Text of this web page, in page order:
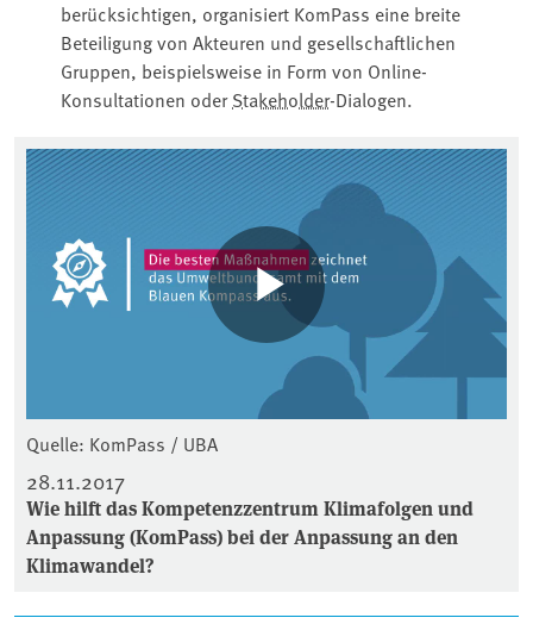
berücksichtigen, organisiert KomPass eine breite
Beteiligung von Akteuren und gesellschaftlichen
Gruppen, beispielsweise in Form von Online-
Konsultationen oderStakeholder-Dialogen.
Quelle: KomPass / UBA
28.11.2017
Wie hilft das Kompetenzzentrum Klimafolgen und
Anpassung (KomPass) bei der Anpassung an den
Klimawandel?